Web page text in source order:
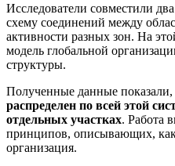
Исследователи совместили
схему соединений между
активности разных зон. На
модель глобальной
структуры.
Полученные данные показали,
распределен по всей этой
отдельных участках. Работа
принципов, описывающих,
организация.